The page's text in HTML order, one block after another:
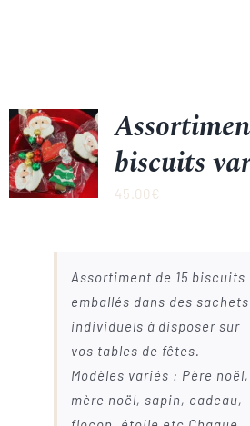
biscuits
45.00€
Assortiment de 15 biscuits
emballés dans des sachets
individuels à disposer sur
vos tables de fêtes.
Modèles variés : Père noël,
mère noël, sapin, cadeau,